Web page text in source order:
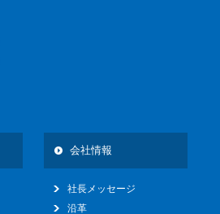
会社情報
社長メッセージ
沿革